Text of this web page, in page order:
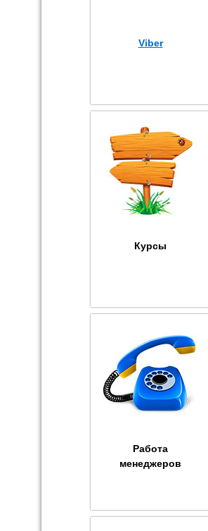
Viber
Курсы
Работа
менеджеров